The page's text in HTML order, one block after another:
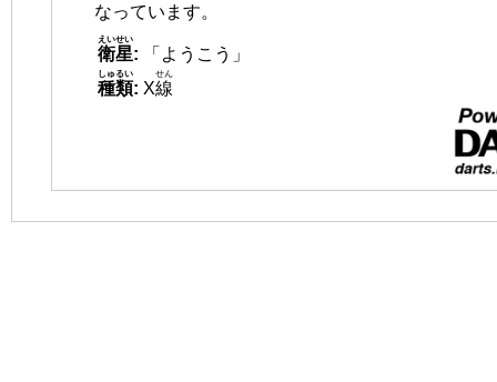
なっています。
衛星
えいせい
:
「ようこう」
種類
しゅるい
: X線
せん